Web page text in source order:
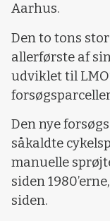
Aarhus.
Den to tons
allerførste af
udviklet til
Den nye
såkaldte
manuelle
siden
siden.